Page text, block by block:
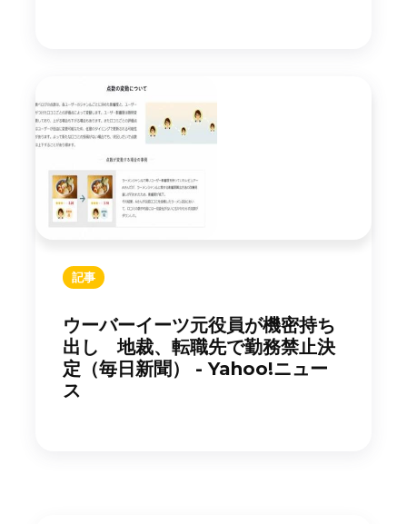
記事
ウーバーイーツ元役員が機密持ち
出し 地裁、転職先で勤務禁止決
定（毎日新聞） - Yahoo!ニュー
ス